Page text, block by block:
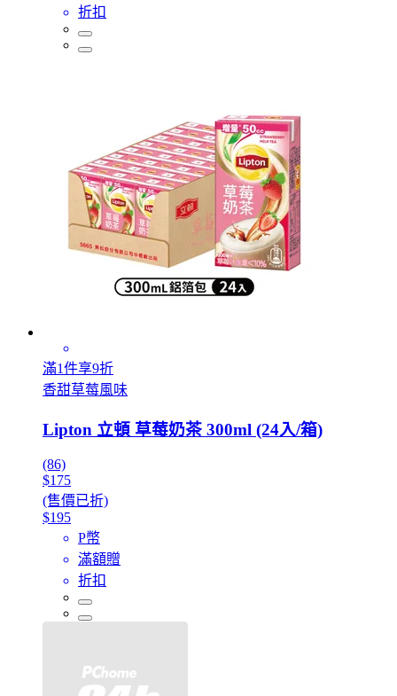
折扣
滿1件享9折
香甜草莓風味
Lipton 立頓 草莓奶茶 300ml (24入/箱)
(86)
$175
(售價已折)
$195
P幣
滿額贈
折扣